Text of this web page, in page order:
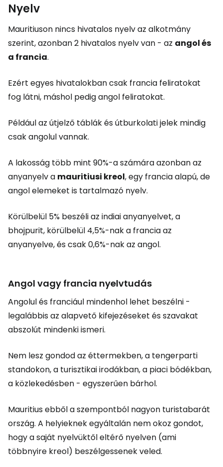
Nyelv
Mauritiuson nincs hivatalos nyelv az alkotmány
szerint, azonban 2 hivatalos nyelv van - az angol és
a francia.
Ezért egyes hivatalokban csak francia feliratokat
fog látni, máshol pedig angol feliratokat.
Például az útjelző táblák és útburkolati jelek mindig
csak angolul vannak.
A lakosság több mint 90%-a számára azonban az
anyanyelv a mauritiusi kreol, egy francia alapú, de
angol elemeket is tartalmazó nyelv.
Körülbelül 5% beszéli az indiai anyanyelvet, a
bhojpurit, körülbelül 4,5%-nak a francia az
anyanyelve, és csak 0,6%-nak az angol.
Angol vagy francia nyelvtudás
Angolul és franciául mindenhol lehet beszélni -
legalábbis az alapvető kifejezéseket és szavakat
abszolút mindenki ismeri.
Nem lesz gondod az éttermekben, a tengerparti
standokon, a turisztikai irodákban, a piaci bódékban,
a közlekedésben - egyszerűen bárhol.
Mauritius ebből a szempontból nagyon turistabarát
ország. A helyieknek egyáltalán nem okoz gondot,
hogy a saját nyelvüktől eltérő nyelven (ami
többnyire kreol) beszélgessenek veled.